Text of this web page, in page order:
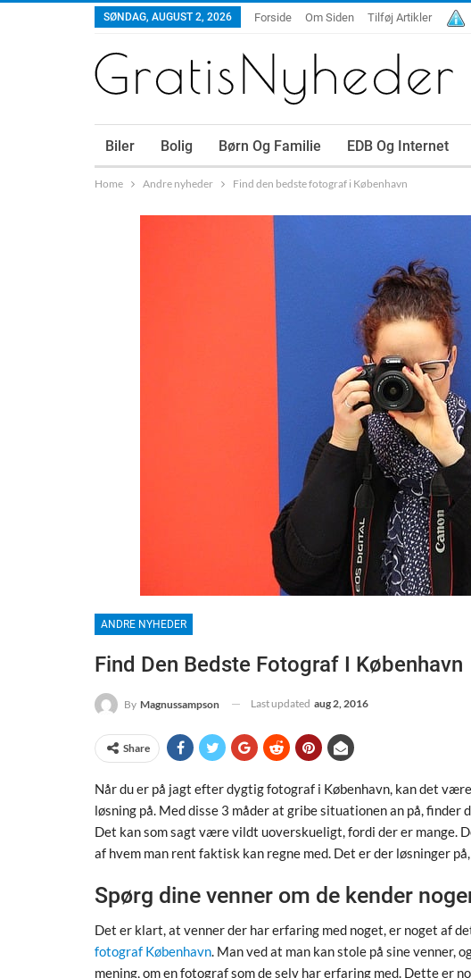
SØNDAG, AUGUST 2, 2026 Forside Om Siden Tilføj Artikler
Biler Bolig Børn Og Familie EDB Og Internet
Home Andre nyheder Find den bedste fotograf i København
ANDRE NYHEDER
Find Den Bedste Fotograf I København
By Magnussampson Last updated aug 2, 2016
Share
Når du er på jagt efter dygtig fotograf i København, kan det
løsning på. Med disse 3 måder at gribe situationen an på,
Det kan som sagt være vildt uoverskueligt, fordi der er mange.
af hvem man rent faktisk kan regne med. Det er der løsninger
Spørg dine venner om de kender
Det er klart, at venner der har erfaring med noget, er noget af
fotograf København. Man ved at man kan stole på sine
mening, om en fotograf som de selv har erfaring med. Dette er